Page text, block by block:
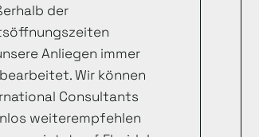
der
Anliegen immer
Wir können
Consultants
weiterempfehlen